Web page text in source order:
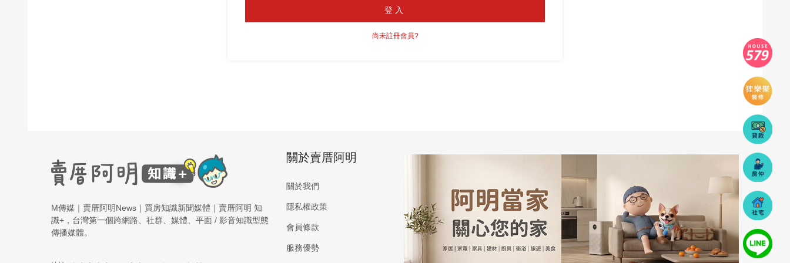
登入
尚未註冊會員?
M傳媒｜賣厝阿明News｜買房知識新聞媒體｜賣厝阿明 知
識+，台灣第一個跨網路、社群、媒體、平面 / 影音知識型態
傳播媒體。
關於賣厝阿明
關於我們
隱私權政策
會員條款
服務優勢